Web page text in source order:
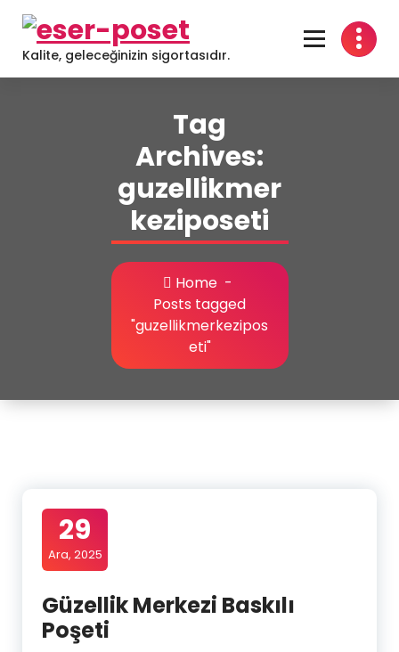
Skip
content
Kalite, geleceğinizin sigortasıdır.
Tag
Archives:
guzellikmer
keziposeti
Home -
Posts tagged
"guzellikmerkezipos
eti"
29
Ara, 2025
Güzellik Merkezi Baskılı
Poşeti